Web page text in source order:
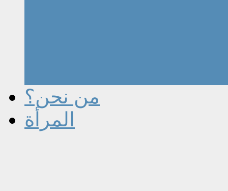
من نحن؟
المرأة